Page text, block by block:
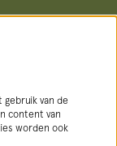
gebruik van de
content van
worden ook